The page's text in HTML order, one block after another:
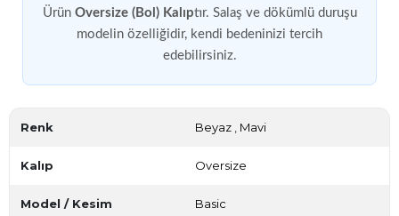
Ürün Oversize (Bol) Kalıptır. Salaş ve dökümlü duruşu
modelin özelliğidir, kendi bedeninizi tercih
edebilirsiniz.
Renk Beyaz , Mavi
Kalıp Oversize
Model / Kesim Basic